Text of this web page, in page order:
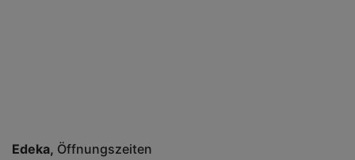
Edeka Öffnungszeiten